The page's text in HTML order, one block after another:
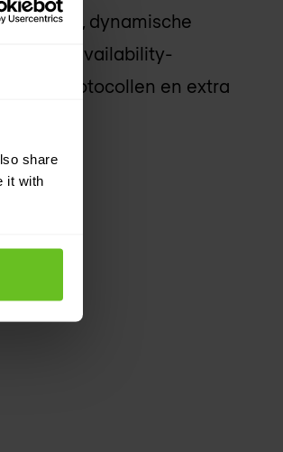
share
it with
MPLS, dynamische
high-availability-
en extra